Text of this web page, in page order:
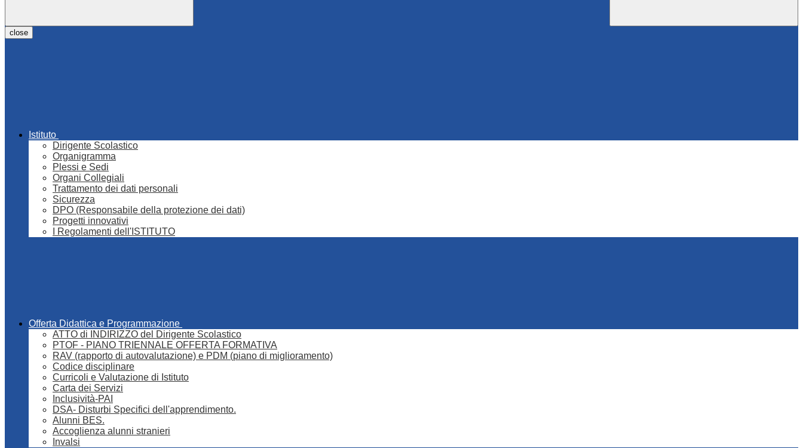
close
Istituto
Dirigente Scolastico
Organigramma
Plessi e Sedi
Organi Collegiali
Trattamento dei dati personali
Sicurezza
DPO (Responsabile della protezione dei dati)
Progetti innovativi
I Regolamenti dell'ISTITUTO
Offerta Didattica e Programmazione
ATTO di INDIRIZZO del Dirigente Scolastico
PTOF - PIANO TRIENNALE OFFERTA FORMATIVA
RAV (rapporto di autovalutazione) e PDM (piano di miglioramento)
Codice disciplinare
Curricoli e Valutazione di Istituto
Carta dei Servizi
Inclusività-PAI
DSA- Disturbi Specifici dell'apprendimento.
Alunni BES.
Accoglienza alunni stranieri
Invalsi